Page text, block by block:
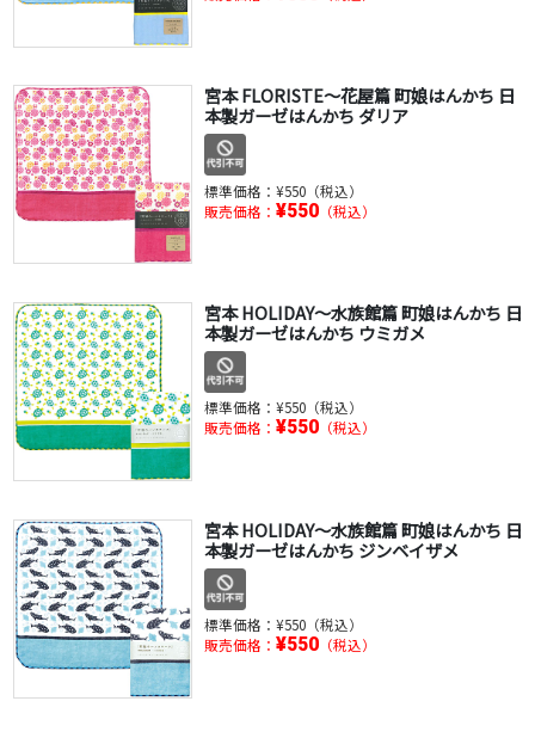
宮本 FLORISTE～花屋篇 町娘はんかち 日
本製ガーゼはんかち ダリア
標準価格： ¥550（税込）
販売価格： ¥550（税込）
宮本 HOLIDAY～水族館篇 町娘はんかち 日
本製ガーゼはんかち ウミガメ
標準価格： ¥550（税込）
販売価格： ¥550（税込）
宮本 HOLIDAY～水族館篇 町娘はんかち 日
本製ガーゼはんかち ジンベイザメ
標準価格： ¥550（税込）
販売価格： ¥550（税込）